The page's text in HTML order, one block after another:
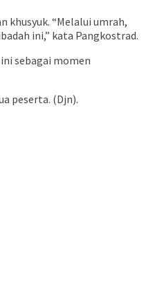
khusyuk. “Melalui umrah,
ini,” kata Pangkostrad.
sebagai momen
peserta. (Djn).